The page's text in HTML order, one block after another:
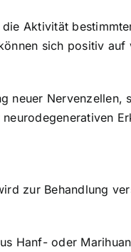
Aktivität
sich positiv auf
neuer Nervenzellen,
zur Behandlung
Hanf- oder